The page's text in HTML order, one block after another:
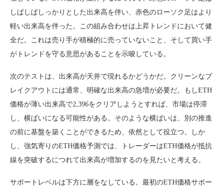
しばしばしっかりとした出来高を伴い、赤色のローソク足はより
軽い出来高を伴った。この組み合わせは上昇トレンドにおいて健
全だ。これは売り手が積極的に売っていないこと、そして買い手
がトレンドを守る意思があることを示唆している。
次のテストは、出来高が天井で現れるかどうかだ。クリーンなブ
レイクアウトには通常、明確な出来高の急増が必要だ。もしETH
価格が薄い出来高で2,396をクリアしようとすれば、市場は停滞
し、横ばいになる可能性がある。そのような横ばいは、別の推進
の前に基盤を築くことができるため、依然として役立つ。しか
し、強気寄りのETH価格予測では、トレーダーはETH価格が抵抗
線を突破するにつれて出来高が増加するのを見たいと考える。
サポートレベルは下方に層をなしている。最初のETH価格サポー